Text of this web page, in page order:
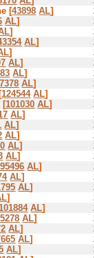
[43898 AL]
AL]
]
AL]
]
AL]
AL]
AL]
124544 AL]
[101030 AL]
AL]
AL]
AL]
AL]
AL]
AL]
AL]
AL]
]
AL]
AL]
AL]
AL]
AL]